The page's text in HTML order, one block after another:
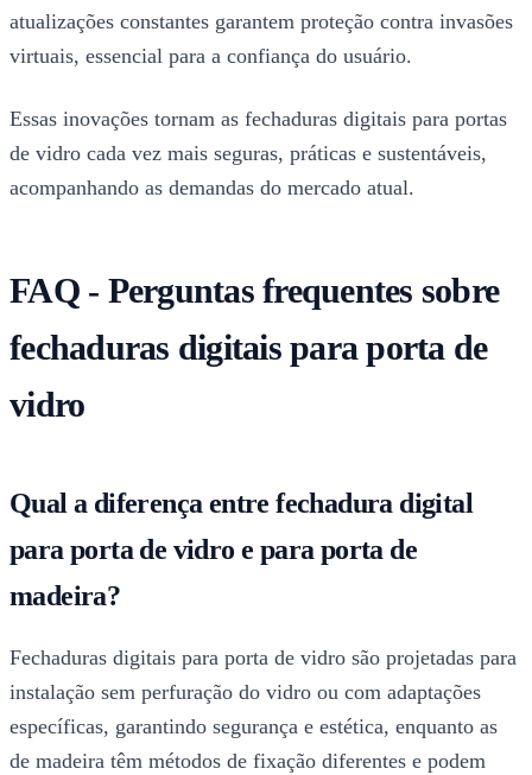
atualizações constantes garantem proteção contra invasões
virtuais, essencial para a confiança do usuário.
Essas inovações tornam as fechaduras digitais para portas
de vidro cada vez mais seguras, práticas e sustentáveis,
acompanhando as demandas do mercado atual.
FAQ - Perguntas frequentes sobre
fechaduras digitais para porta de
vidro
Qual a diferença entre fechadura digital
para porta de vidro e para porta de
madeira?
Fechaduras digitais para porta de vidro são projetadas para
instalação sem perfuração do vidro ou com adaptações
específicas, garantindo segurança e estética, enquanto as
de madeira têm métodos de fixação diferentes e podem